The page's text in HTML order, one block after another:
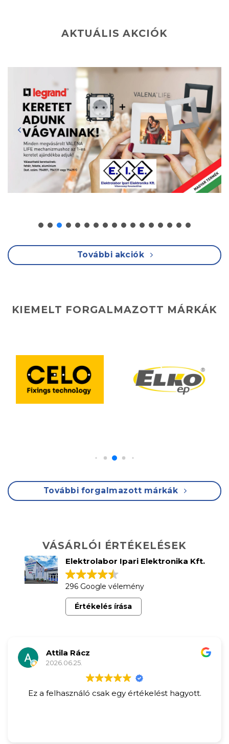
AKTUÁLIS AKCIÓK
További akciók
KIEMELT FORGALMAZOTT MÁRKÁK
További forgalmazott márkák
VÁSÁRLÓI ÉRTÉKELÉSEK
Elektrolabor Ipari Elektronika Kft.
296 Google vélemény
Értékelés írása
Attila Rácz
2026.06.25.
Ez a felhasználó csak egy értékelést hagyott.